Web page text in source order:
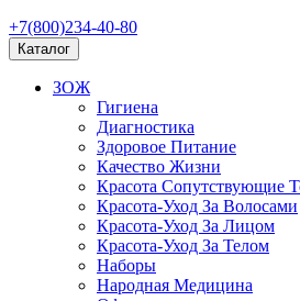
+7(800)234-40-80
Каталог
ЗОЖ
Гигиена
Диагностика
Здоровое Питание
Качество Жизни
Красота Сопутствующие
Красота-Уход За Волосами
Красота-Уход За Лицом
Красота-Уход За Телом
Наборы
Народная Медицина